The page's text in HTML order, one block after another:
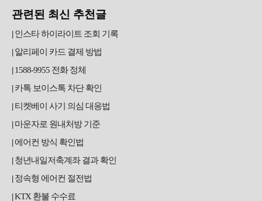
관련된 최신 추천글
인스타 하이라이트 조회 기록
알리페이 카드 결제 방법
1588-9955 전화 정체
카톡 보이스톡 차단 확인
티켓베이 사기 의심 대응법
마운자로 원내처방 기준
에어컨 방식 확인법
청년내일저축계좌 결과 확인
정속형 에어컨 절전법
KTX 환불 수수료